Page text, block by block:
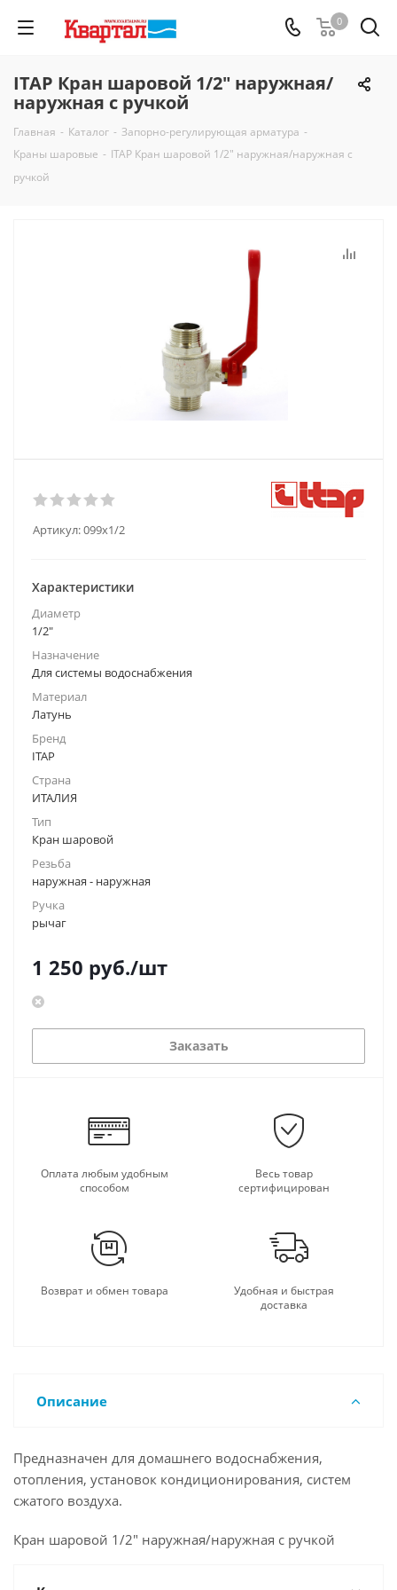
0
ITAP Кран шаровой 1/2" наружная/
наружная с ручкой
Главная - Каталог - Запорно-регулирующая арматура -
Краны шаровые - ITAP Кран шаровой 1/2" наружная/наружная с
ручкой
Артикул:099х1/2
Характеристики
Диаметр
1/2"
Назначение
Для системы водоснабжения
Материал
Латунь
Бренд
ITAP
Страна
ИТАЛИЯ
Тип
Кран шаровой
Резьба
наружная - наружная
Ручка
рычаг
1 250 руб./шт
Заказать
Оплата любым удобным
способом
Весь товар
сертифицирован
Возврат и обмен товара
Удобная и быстрая
доставка
Описание
Предназначен для домашнего водоснабжения,
отопления, установок кондиционирования, систем
сжатого воздуха.
Кран шаровой 1/2" наружная/наружная с ручкой